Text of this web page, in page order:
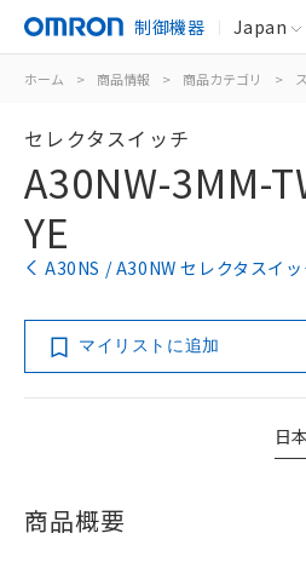
制御機器 Japan
ホーム > 商品情報 > 商品カテゴリ >
セレクタスイッチ
A30NW-3MM-
YE
A30NS / A30NW セレクタスイ
マイリストに追加
日
商品概要